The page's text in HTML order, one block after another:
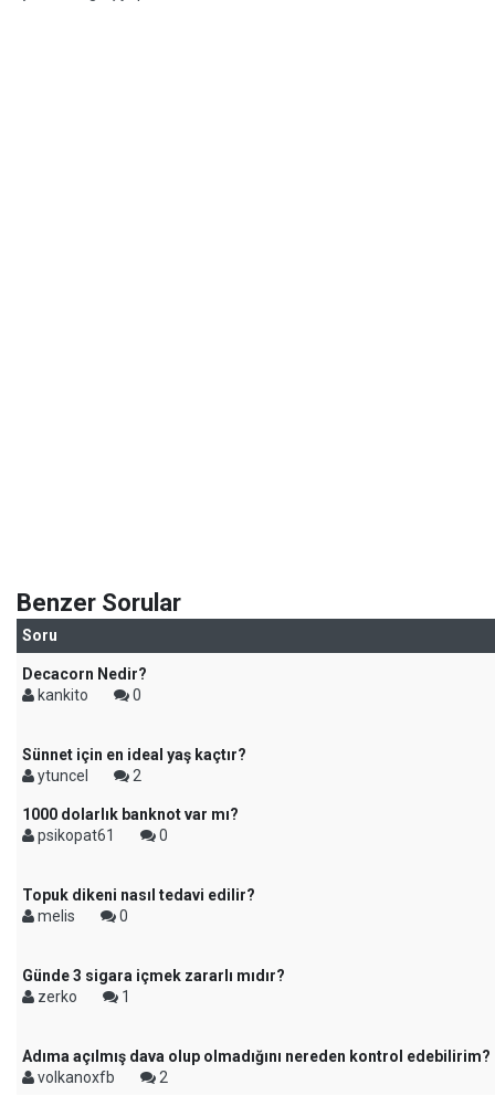
Benzer Sorular
Soru
Decacorn Nedir?
kankito
0
Sünnet için en ideal yaş kaçtır?
ytuncel
2
1000 dolarlık banknot var mı?
psikopat61
0
Topuk dikeni nasıl tedavi edilir?
melis
0
Günde 3 sigara içmek zararlı mıdır?
zerko
1
Adıma açılmış dava olup olmadığını nereden kontrol edebilirim?
volkanoxfb
2